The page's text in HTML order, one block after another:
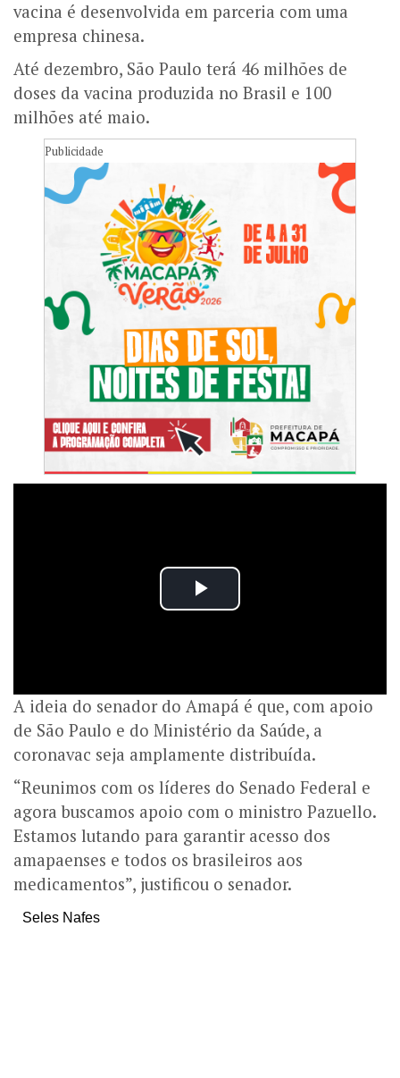
vacina é desenvolvida em parceria com uma
empresa chinesa.
Até dezembro, São Paulo terá 46 milhões de
doses da vacina produzida no Brasil e 100
milhões até maio.
Publicidade
A ideia do senador do Amapá é que, com apoio
de São Paulo e do Ministério da Saúde, a
coronavac seja amplamente distribuída.
“Reunimos com os líderes do Senado Federal e
agora buscamos apoio com o ministro Pazuello.
Estamos lutando para garantir acesso dos
amapaenses e todos os brasileiros aos
medicamentos”, justificou o senador.
Seles Nafes